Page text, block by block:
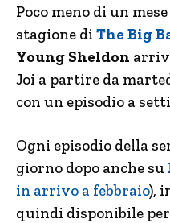
Poco meno di un
stagione di The Big
Young Sheldon
Joi a partire da
con un episodio a
Ogni episodio della
giorno dopo anche su
in arrivo a febbraio),
quindi disponibile